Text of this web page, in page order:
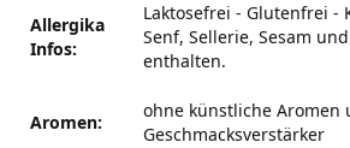
Allergika
Infos:
Laktosefrei - Glutenfrei -
Senf, Sellerie, Sesam
enthalten.
Aromen:
ohne künstliche Aromen
Geschmacksverstärker